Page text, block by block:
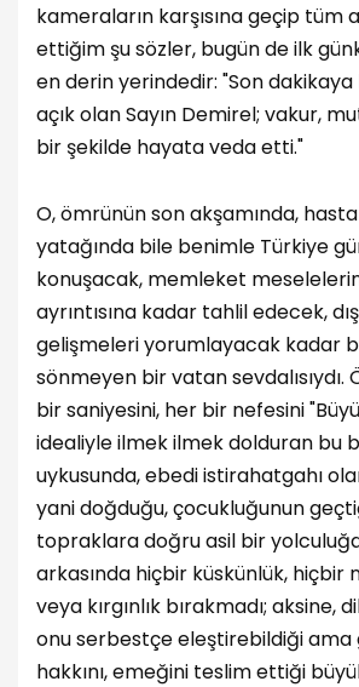
kameraların karşısına geçip tüm
ettiğim şu sözler, bugün de ilk
en derin yerindedir: "Son
açık olan Sayın Demirel; vakur,
bir şekilde hayata veda etti."
O, ömrünün son akşamında,
yatağında bile benimle Türkiye
konuşacak, memleket
ayrıntısına kadar tahlil edecek,
gelişmeleri yorumlayacak kadar
sönmeyen bir vatan sevdalısıydı.
bir saniyesini, her bir nefesini
idealiyle ilmek ilmek dolduran bu
uykusunda, ebedi istirahatgahı
yani doğduğu, çocukluğunun
topraklara doğru asil bir yolculuğa
arkasında hiçbir küskünlük,
veya kırgınlık bırakmadı; aksine,
onu serbestçe eleştirebildiği ama
hakkını, emeğini teslim ettiği